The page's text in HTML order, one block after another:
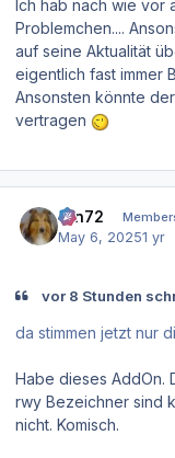
Ich hab nach wie vor
Problemchen....
auf seine Aktualität
eigentlich fast immer
Ansonsten könnte
vertragen
ron72
May 6, 20251 yr
vor 8 Stunden
da stimmen jetzt nur
Habe dieses AddOn.
rwy Bezeichner sind
nicht. Komisch.